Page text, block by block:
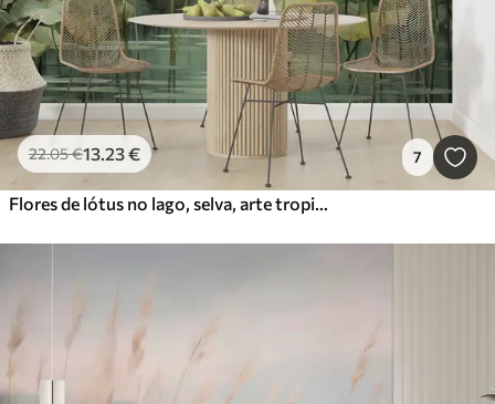
22.05€13.23€ 7
Flores de lótus no lago, selva, arte tropical, vegetação